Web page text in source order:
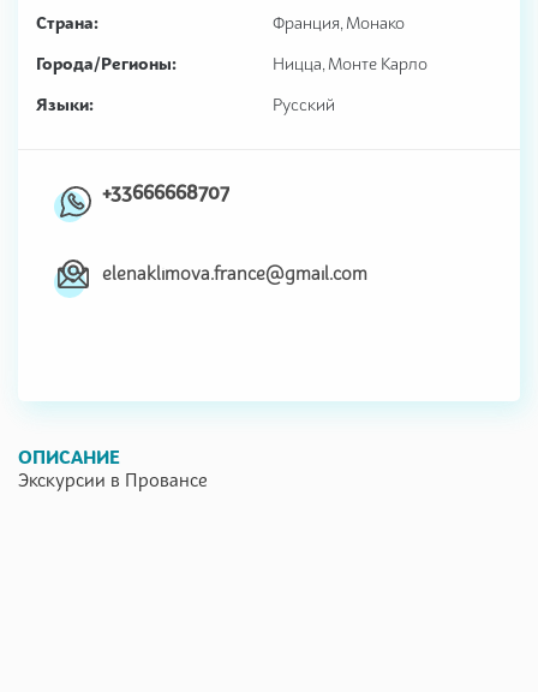
Страна:
Франция, Монако
Города/Регионы:
Ницца, Монте Карло
Языки:
Русский
+33666668707
elenaklimova.france@gmail.com
ОПИСАНИЕ
Экскурсии в Провансе